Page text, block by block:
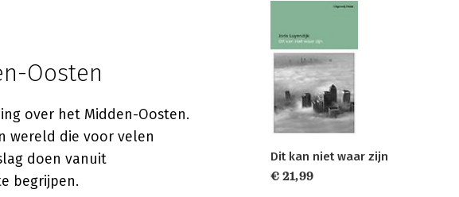
Oosten
over het Midden-Oosten.
wereld die voor velen
doen vanuit
begrijpen.
Dit kan niet waar zijn
€ 21,99